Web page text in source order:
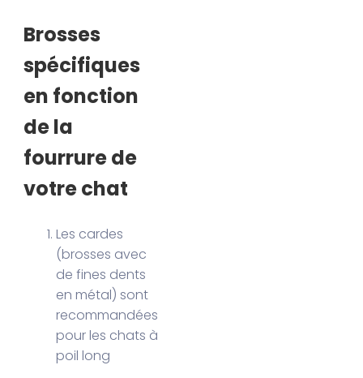
Brosses
spécifiques
en fonction
de la
fourrure de
votre chat
Les cardes
(brosses avec
de fines dents
en métal) sont
recommandées
pour les chats à
poil long